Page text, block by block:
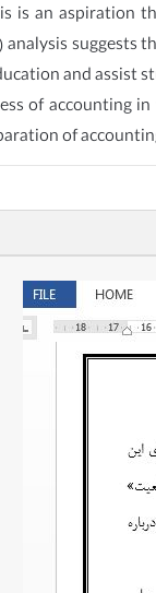
is an aspiration
analysis
and assist
of accounting
of